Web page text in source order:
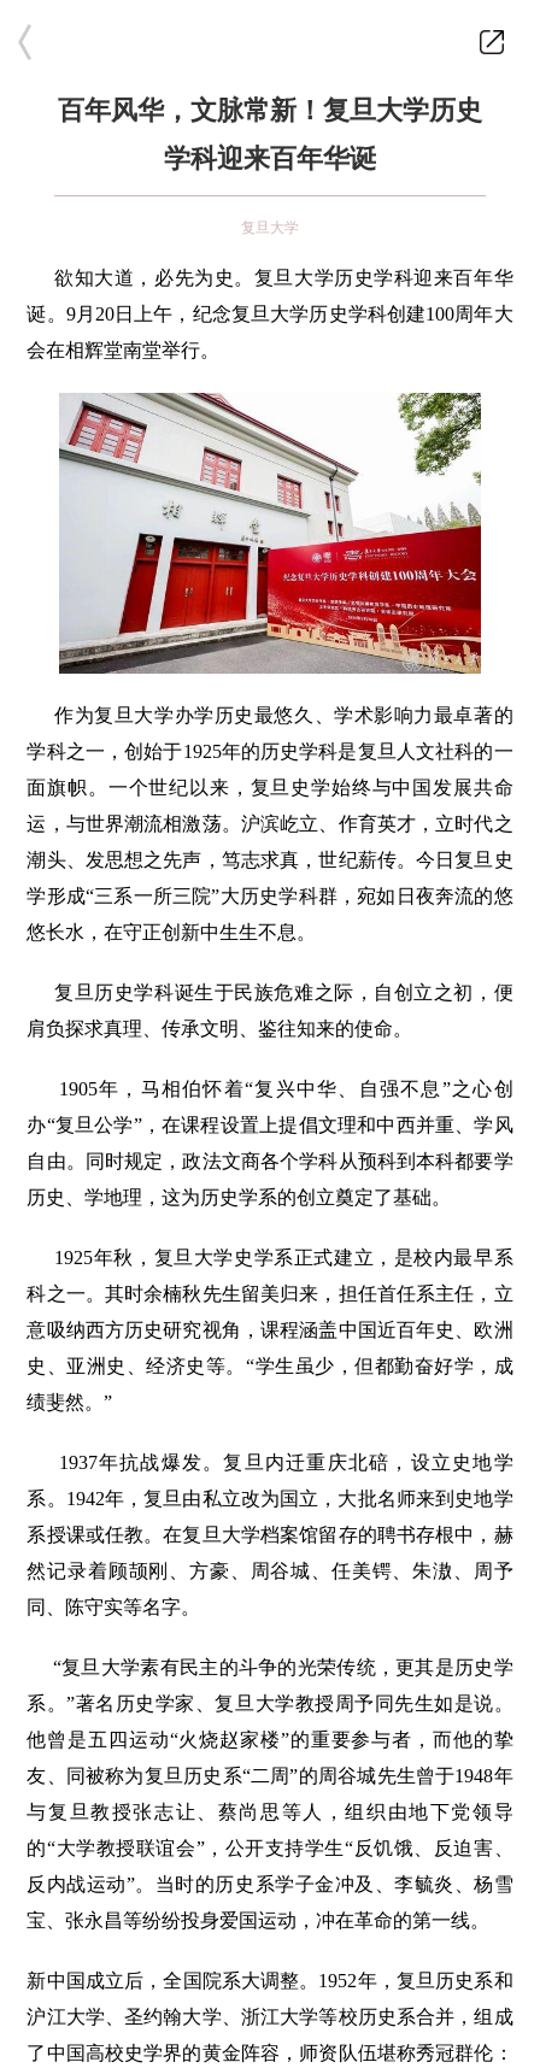
百年风华，文脉常新！复旦大学历史
学科迎来百年华诞
复旦大学
欲知大道，必先为史。复旦大学历史学科迎来百年华
诞。9月20日上午，纪念复旦大学历史学科创建100周年大
会在相辉堂南堂举行。
作为复旦大学办学历史最悠久、学术影响力最卓著的
学科之一，创始于1925年的历史学科是复旦人文社科的一
面旗帜。一个世纪以来，复旦史学始终与中国发展共命
运，与世界潮流相激荡。沪滨屹立、作育英才，立时代之
潮头、发思想之先声，笃志求真，世纪薪传。今日复旦史
学形成“三系一所三院”大历史学科群，宛如日夜奔流的悠
悠长水，在守正创新中生生不息。
复旦历史学科诞生于民族危难之际，自创立之初，便
肩负探求真理、传承文明、鉴往知来的使命。
1905年，马相伯怀着“复兴中华、自强不息”之心创
办“复旦公学”，在课程设置上提倡文理和中西并重、学风
自由。同时规定，政法文商各个学科从预科到本科都要学
历史、学地理，这为历史学系的创立奠定了基础。
1925年秋，复旦大学史学系正式建立，是校内最早系
科之一。其时余楠秋先生留美归来，担任首任系主任，立
意吸纳西方历史研究视角，课程涵盖中国近百年史、欧洲
史、亚洲史、经济史等。“学生虽少，但都勤奋好学，成
绩斐然。”
1937年抗战爆发。复旦内迁重庆北碚，设立史地学
系。1942年，复旦由私立改为国立，大批名师来到史地学
系授课或任教。在复旦大学档案馆留存的聘书存根中，赫
然记录着顾颉刚、方豪、周谷城、任美锷、朱滶、周予
同、陈守实等名字。
“复旦大学素有民主的斗争的光荣传统，更其是历史学
系。”著名历史学家、复旦大学教授周予同先生如是说。
他曾是五四运动“火烧赵家楼”的重要参与者，而他的挚
友、同被称为复旦历史系“二周”的周谷城先生曾于1948年
与复旦教授张志让、蔡尚思等人，组织由地下党领导
的“大学教授联谊会”，公开支持学生“反饥饿、反迫害、
反内战运动”。当时的历史系学子金冲及、李毓炎、杨雪
宝、张永昌等纷纷投身爱国运动，冲在革命的第一线。
新中国成立后，全国院系大调整。1952年，复旦历史系和
沪江大学、圣约翰大学、浙江大学等校历史系合并，组成
了中国高校史学界的黄金阵容，师资队伍堪称秀冠群伦：